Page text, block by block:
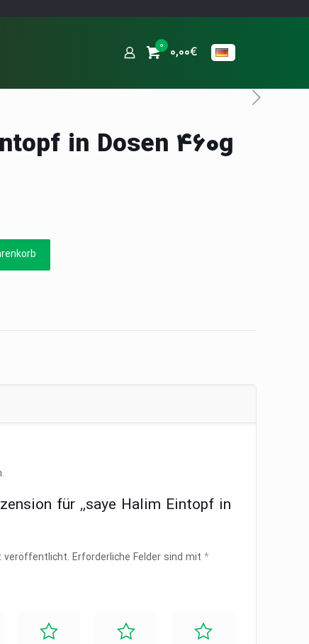
0 0,00€
in Dosen 460g
für „saye Halim Eintopf in
veröffentlicht. Erforderliche Felder sind mit *